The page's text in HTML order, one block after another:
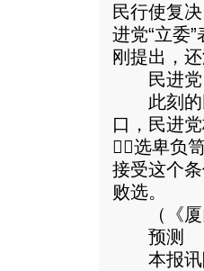
民行使复
进党“立委
刚提出，
民进党
此刻的民
口，民进
选卑负
接受这个
败选。
（《厦
预测
本报讯陈